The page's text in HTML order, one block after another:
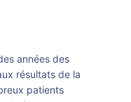
années des
résultats de la
patients